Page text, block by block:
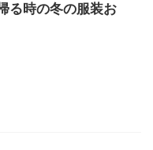
る時の冬の服装お